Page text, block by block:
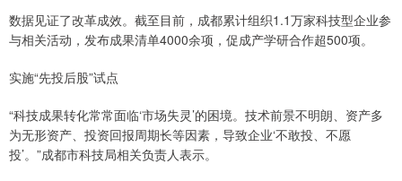
数据见证了改革成效。截至目前，成都累计组织1.1万家科技型企业参
与相关活动，发布成果清单4000余项，促成产学研合作超500项。
实施“先投后股”试点
“科技成果转化常常面临‘市场失灵’的困境。技术前景不明朗、资产多
为无形资产、投资回报周期长等因素，导致企业‘不敢投、不愿
投’。”成都市科技局相关负责人表示。